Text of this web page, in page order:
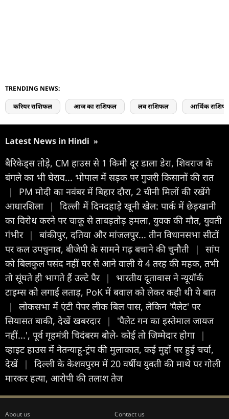
TRENDING NEWS:
करियर राशिफल आज का राशिफल लव राशिफल आर्थिक
Latest News in Hindi »
बैरिकेड्स तोड़े, CM हाउस से 1 किमी दूर डाला डेरा, शिवराज के
बंगले का भी घेराव... भोपाल में सड़क पर गुजरी किसानों की रात
|
PM मोदी का नवंबर में बिहार दौरा, 2 चीनी मिलों की रखेंगे
आधारशिला
|
दिल्ली में दिनदहाड़े खूनी खेल: पार्क में छेड़खानी
का विरोध करने पर चाकू से ताबड़तोड़ हमला, युवक की मौत, युवती
गंभीर |
बांकीपुर, दतिया और मांजलपुर... तीन विधानसभा सीटों
पर कल उपचुनाव, बीजेपी के सामने गढ़ बचाने की चुनौती
|
सांप
को बिलकुल पसंद नहीं घर से आने वाली ये 4 तरह की महक, तभी
तो सूंघते ही भागते हैं उल्टे पैर |
भारतीय दूतावास ने न्यूयॉर्क
टाइम्स को लगाई लताड़, PoK में बवाल को लेकर कही थी ये बात
|
लोकसभा में एंटी पेपर लीक बिल पास, लेकिन 'पैलेट' पर
सियासत बाकी, देखें खबरदार |
'पैलेट गन का इस्तेमाल जायज
नहीं...', पूर्व गृहमंत्री चिदंबरम बोले- कोई तो जिम्मेदार होगा
|
व्हाइट हाउस में नेतन्याहू-ट्रंप की मुलाकात, कई मुद्दों पर हुई चर्चा,
देखें
|
दिल्ली के केशवपुरम में 20 वर्षीय युवती की माथे पर गोली
मारकर हत्या, आरोपी की तलाश तेज
About us Contact us